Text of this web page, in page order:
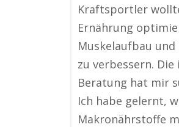
Kraftsportler
Ernährung
Muskelaufbau und
zu verbessern.
Beratung hat mir
Ich habe gelernt,
Makronährstoffe